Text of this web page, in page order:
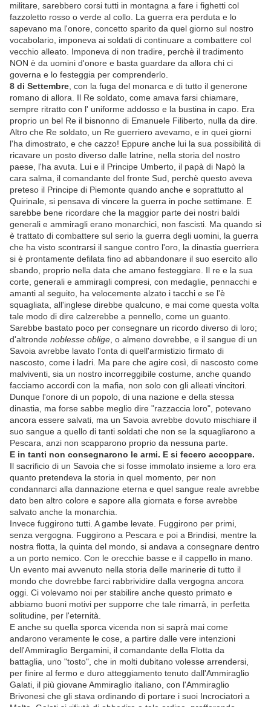
militare, sarebbero corsi tutti in montagna a fare i fighetti col
fazzoletto rosso o verde al collo. La guerra era perduta e lo
sapevano ma l'onore, concetto sparito da quel giorno sul nostro
vocabolario, imponeva ai soldati di continuare a combattere col
vecchio alleato. Imponeva di non tradire, perchè il tradimento
NON è da uomini d'onore e basta guardare da allora chi ci
governa e lo festeggia per comprenderlo.
8 di Settembre , con la fuga del monarca e di tutto il generone
romano di allora. Il Re soldato, come amava farsi chiamare,
sempre ritratto con l' uniforme addosso e la bustina in capo. Era
proprio un bel Re il bisnonno di Emanuele Filiberto, nulla da dire.
Altro che Re soldato, un Re guerriero avevamo, e in quei giorni
l'ha dimostrato, e che cazzo! Eppure anche lui la sua possibilità di
ricavare un posto diverso dalle latrine, nella storia del nostro
paese, l'ha avuta. Lui e il Principe Umberto, il papà di Napò la
cara salma, il comandante del fronte Sud, perchè questo aveva
preteso il Principe di Piemonte quando anche e soprattutto al
Quirinale, si pensava di vincere la guerra in poche settimane. E
sarebbe bene ricordare che la maggior parte dei nostri baldi
generali e ammiragli erano monarchici, non fascisti. Ma quando si
è trattato di combattere sul serio la guerra degli uomini, la guerra
che ha visto scontrarsi il sangue contro l'oro, la dinastia guerriera
si è prontamente defilata fino ad abbandonare il suo esercito allo
sbando, proprio nella data che amano festeggiare. Il re e la sua
corte, generali e ammiragli compresi, con medaglie, pennacchi e
amanti al seguito, ha velocemente alzato i tacchi e se l'è
squagliata, all'inglese direbbe qualcuno, e mai come questa volta
tale modo di dire calzerebbe a pennello, come un guanto.
Sarebbe bastato poco per consegnare un ricordo diverso di loro;
d'altronde noblesse oblige , o almeno dovrebbe, e il sangue di un
Savoia avrebbe lavato l'onta di quell'armistizio firmato di
nascosto, come i ladri. Ma pare che agire così, di nascosto come
malviventi, sia un nostro incorreggibile costume, anche quando
facciamo accordi con la mafia, non solo con gli alleati vincitori.
Dunque l'onore di un popolo, di una nazione e della stessa
dinastia, ma forse sabbe meglio dire "razzaccia loro", potevano
ancora essere salvati, ma un Savoia avrebbe dovuto mischiare il
suo sangue a quello di tanti soldati che non se la squagliarono a
Pescara, anzi non scapparono proprio da nessuna parte.
E in tanti non consegnarono le armi. E si fecero accoppare.
Il sacrificio di un Savoia che si fosse immolato insieme a loro era
quanto pretendeva la storia in quel momento, per non
condannarci alla dannazione eterna e quel sangue reale avrebbe
dato ben altro colore e sapore alla giornata e forse avrebbe
salvato anche la monarchia.
Invece fuggirono tutti. A gambe levate. Fuggirono per primi,
senza vergogna. Fuggirono a Pescara e poi a Brindisi, mentre la
nostra flotta, la quinta del mondo, si andava a consegnare dentro
a un porto nemico. Con le orecchie basse e il cappello in mano.
Un evento mai avvenuto nella storia delle marinerie di tutto il
mondo che dovrebbe farci rabbrividire dalla vergogna ancora
oggi. Ci volevamo noi per stabilire anche questo primato e
abbiamo buoni motivi per supporre che tale rimarrà, in perfetta
solitudine, per l'eternità.
E anche su quella sporca vicenda non si saprà mai come
andarono veramente le cose, a partire dalle vere intenzioni
dell'Ammiraglio Bergamini, il comandante della Flotta da
battaglia, uno "tosto", che in molti dubitano volesse arrendersi,
per finire al fermo e duro atteggiamento tenuto dall'Ammiraglio
Galati, il più giovane Ammiraglio italiano, con l'Ammiraglio
Brivonesi che gli stava ordinando di portare i suoi Incrociatori a